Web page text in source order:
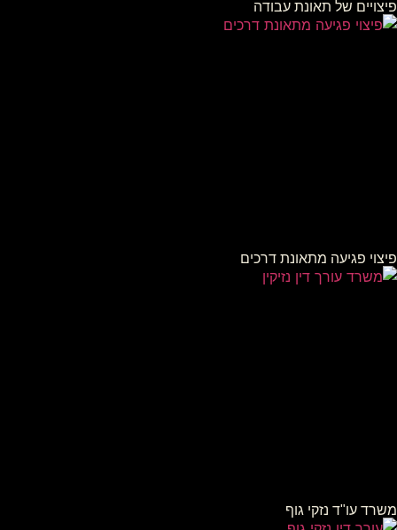
פיצויים של תאונת עבודה
פיצוי פגיעה מתאונת דרכים
משרד עו"ד נזקי גוף